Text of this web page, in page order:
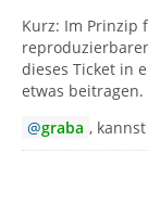
Kurz: Im Prinzip
dieses Ticket in
etwas beitragen.
graba ,